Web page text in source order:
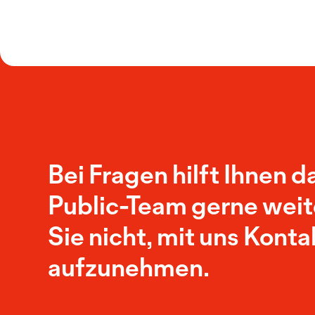
Bei Fragen hilft Ihnen
Public-Team gerne
Sie nicht, mit uns
aufzunehmen.